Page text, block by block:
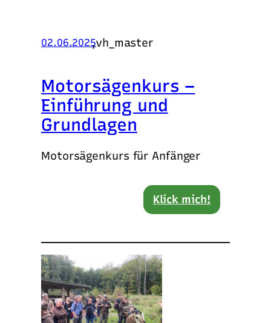
02.06.2025
,vh_master
Motorsägenkurs –
Einführung und
Grundlagen
Motorsägenkurs für Anfänger
Klick mich!